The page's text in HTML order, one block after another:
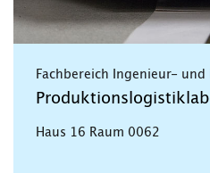
Fachbereich Ingenieur- und
Haus 16 Raum 0062